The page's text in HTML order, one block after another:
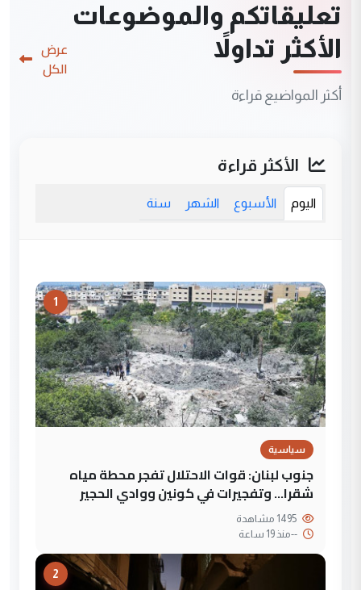
تعليقاتكم والموضوعات
الأكثر تداولاً
أكثر المواضيع قراءة
عرض
الكل
الأكثر قراءة
اليوم الأسبوع الشهر سنة
1
سياسية
جنوب لبنان: قوات الاحتلال تفجر محطة مياه
شقرا… وتفجيرات في كونين ووادي الحجير
--منذ 19 ساعة
2